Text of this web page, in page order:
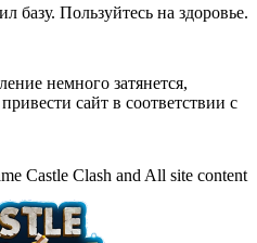
базу. Пользуйтесь на здоровье.
немного затянется,
сайт в соответствии с
Castle Clash and All site content